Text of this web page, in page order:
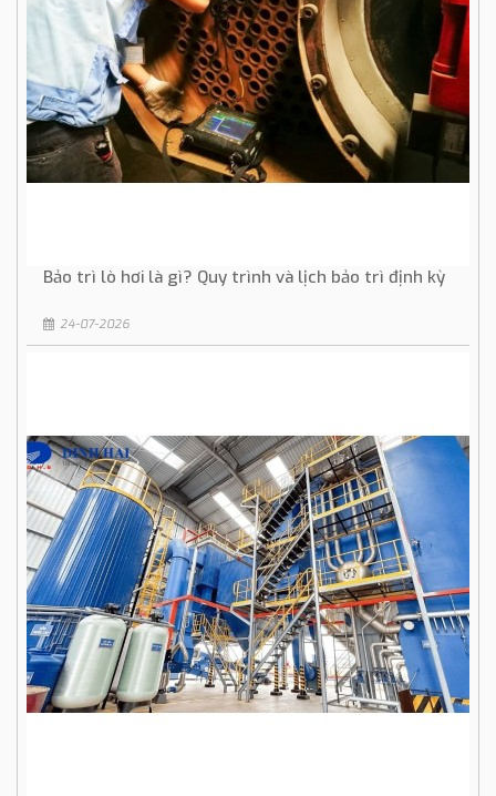
Bảo trì lò hơi là gì? Quy trình và lịch bảo trì định kỳ
24-07-2026